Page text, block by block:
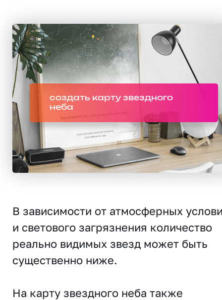
создать карту звездного
неба
В зависимости от атмосферных
и светового загрязнения количество
реально видимых звезд может быть
существенно ниже.
На карту звездного неба также